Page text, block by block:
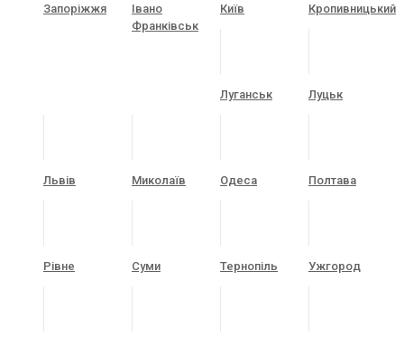
Запоріжжя
Івано
Франківськ
Київ Кропивницький
Луганськ Луцьк
Львів Миколаїв Одеса Полтава
Рівне Суми Тернопіль Ужгород